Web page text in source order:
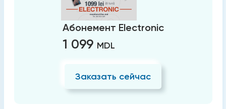
Абонемент Electronic
1 099 MDL
Заказать сейчас